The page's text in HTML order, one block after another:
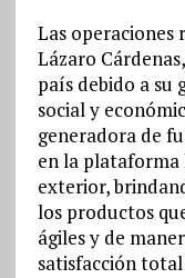
Las operaciones
Lázaro
país debido a su
social y
generadora de
en la plataforma
exterior,
los productos
ágiles y de
satisfacción